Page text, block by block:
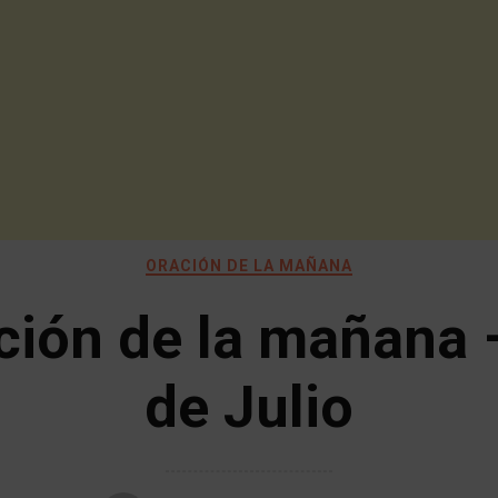
ORACIÓN DE LA MAÑANA
de la mañana
de Julio